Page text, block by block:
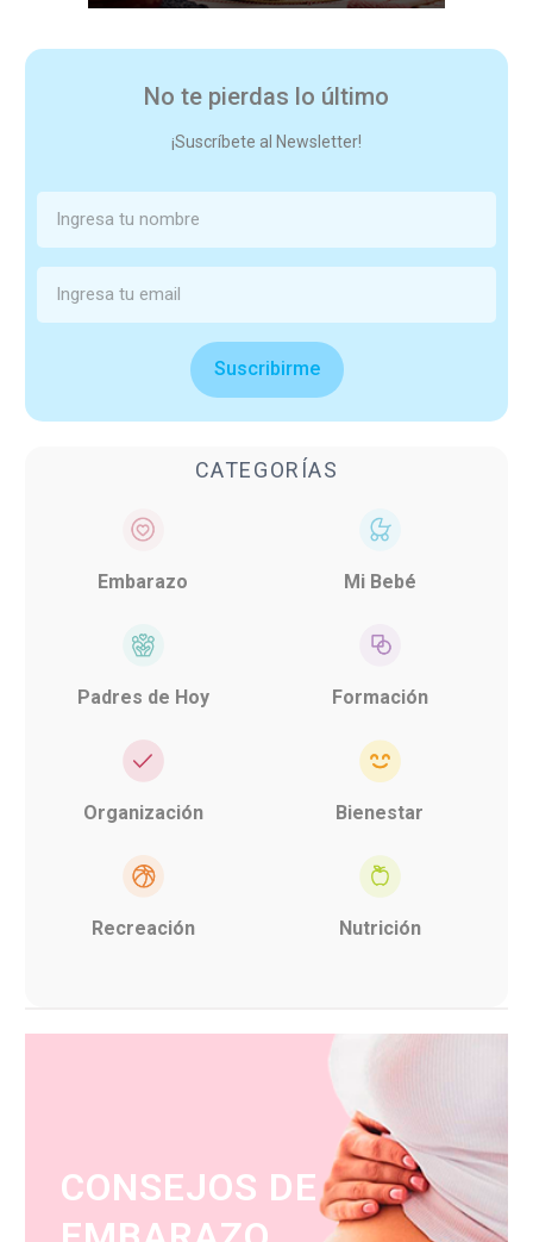
No te pierdas lo último
¡Suscríbete al Newsletter!
Suscribirme
CATEGORÍAS
Embarazo Mi Bebé
Padres de Hoy Formación
Organización Bienestar
Recreación Nutrición
CONSEJOS DE